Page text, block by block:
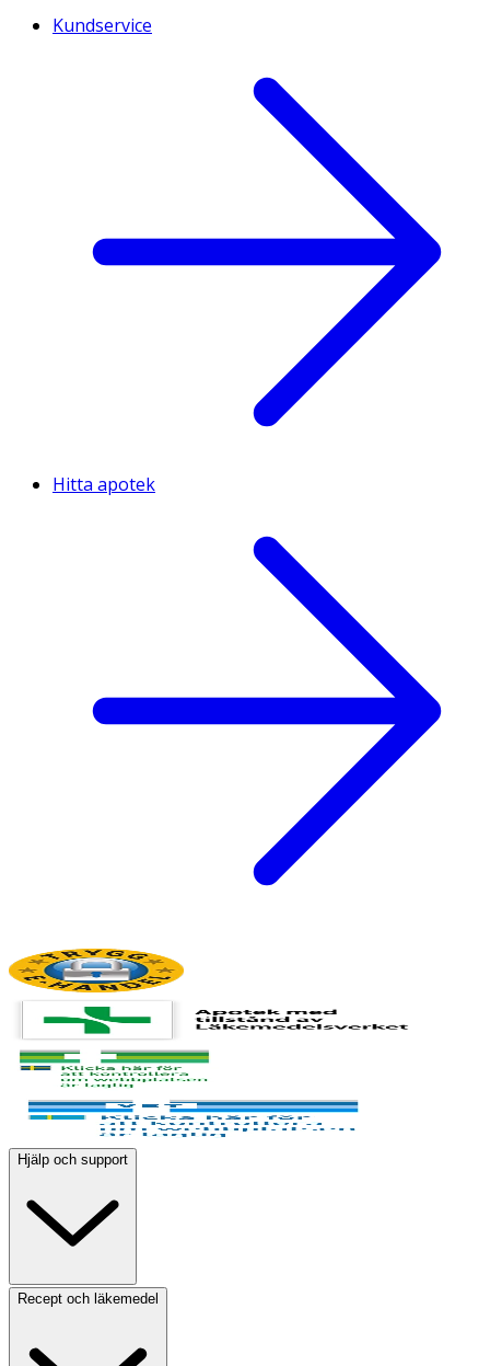
Kundservice
Hitta apotek
Hjälp och support
Recept och läkemedel